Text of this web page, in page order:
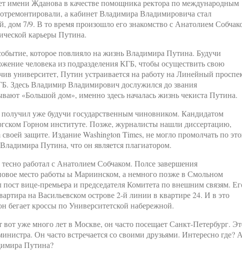
имени Жданова в качестве помощника ректора по международным
а кабинет Владимира Владимировича стал
дом 7/9. В то время произошло его знакомство с Анатолием
карьеры Путина.
которое повлияло на жизнь Владимира Путина. Будучи
человека из подразделения КГБ, чтобы осуществить свою
университет, Путин устраивается на работу на Линейный
Здесь Владимир Владимирович дослужился до звания
«Большой дом», именно здесь началась жизнь чекиста Путина.
уже будучи государственным чиновником. Кандидатом
Горном институте. Позже, журналисты нашли диссертацию,
защите. Издание Washington Times, не могло промолчать по
Путина, что он является плагиатором.
работал с Анатолием Собчаком. Полсе завершения
место работы ы Мариинском, а немного позже в Смольном
вице-премьера и председателя Комитета по внешним связям.
на Васильевском острове 2-й линии в квартире 24. И в это
бегает кроссы по Университетской набережной.
уже много лет в Москве, он часто посещает Санкт-Петербург.
Он часто встречается со своими друзьями. Интересно где? А
Путина?